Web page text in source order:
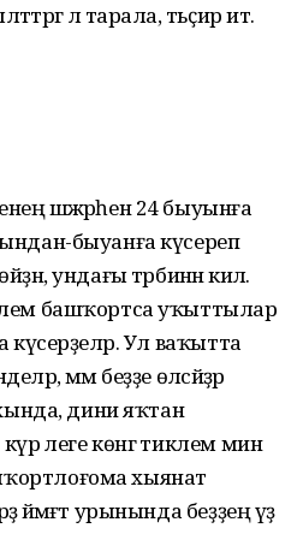
лә тарала, тәьҫир итә.
шәжәрәһен 24 быуынға
быуанға күсереп
ундағы тәрбиәнән килә.
башҡортса уҡыттылар
күсерҙеләр. Ул ваҡытта
әммә беҙҙе өләсәйҙәр
дини яҡтан
әлеге көнгә тиклем мин
хыянат
йәмәғәт урынында беҙҙең үҙ